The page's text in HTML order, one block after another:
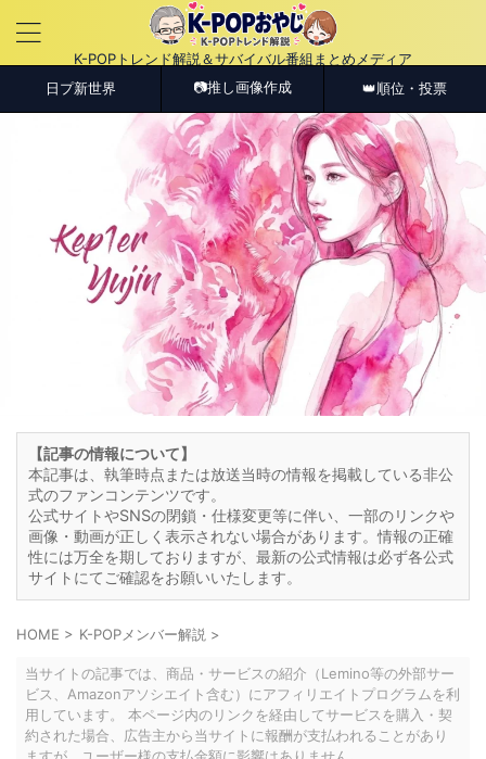
K-POPトレンド解説＆サバイバル番組まとめメディア
日プ新世界 📷推し画像作成 👑順位・投票
【記事の情報について】
本記事は、執筆時点または放送当時の情報を掲載している非公
式のファンコンテンツです。
公式サイトやSNSの閉鎖・仕様変更等に伴い、一部のリンクや
画像・動画が正しく表示されない場合があります。情報の正確
性には万全を期しておりますが、最新の公式情報は必ず各公式
サイトにてご確認をお願いいたします。
HOME > K-POPメンバー解説 >
当サイトの記事では、商品・サービスの紹介（Lemino等の外部サー
ビス、Amazonアソシエイト含む）にアフィリエイトプログラムを利
用しています。 本ページ内のリンクを経由してサービスを購入・契
約された場合、広告主から当サイトに報酬が支払われることがあり